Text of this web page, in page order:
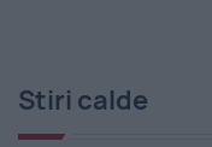
Stiri calde